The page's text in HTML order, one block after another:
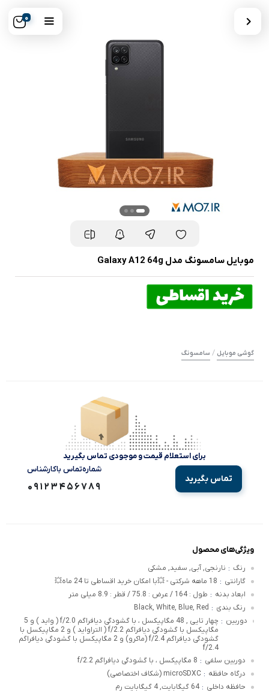
0
موبایل سامسونگ مدل Galaxy A12 64g
گوشی موبایل / سامسونگ
برای استعلام قیمت و موجودی تماس بگیرید
تماس بگیرید
شماره‌تماس‌ با‌کارشناس
09123456789
ویژگی‌های محصول
رنگ : نارنجی, آبی, سفید, مشکی
گارانتی : 18 ماهه شرکتی - 💥با امکان خرید اقساطی تا 24 ماه💥
ابعاد بدنه : طول : 164 / عرض : 75.8 / قطر : 8.9 میلی متر
رنگ بندی :
Black, White, Blue, Red
دوربین :
چهار تایی , 48 مگاپیکسل ، با گشودگی دیافراگم f/2.0 ( واید ) و 5
مگاپیکسل با گشودگی دیافراگم f/2.2 ( التراواید ) و 2 مگاپیکسل با
گشودگی دیافراگم f/2.4 (ماکرو) و 2 مگاپیکسل با گشودگی دیافراگم
f/2.4
دوربین سلفی : 8 مگاپیکسل ، با گشودگی دیافراگم f/2.2
درگاه حافظه : microSDXC (شکاف اختصاصی)
حافظه داخلی : 64 گیگابایت, 4 گیگابایت رم